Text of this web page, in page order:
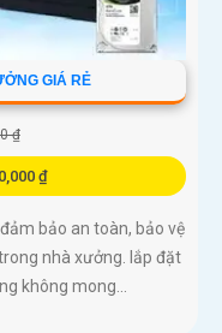
GIÁ RẺ
₫
₫
bảo an toàn, bảo vệ
nhà xưởng. lắp đặt
không mong...